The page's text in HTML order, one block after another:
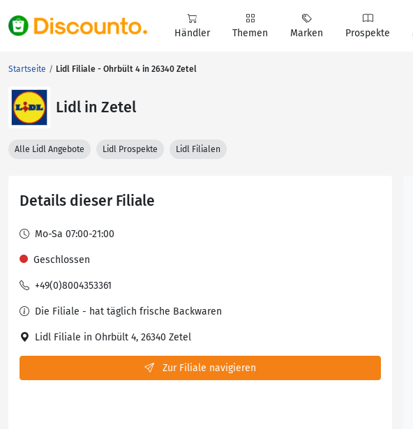
Händler Themen Marken Prospekte
Startseite Lidl Filiale - Ohrbült 4 in 26340 Zetel
Lidl in Zetel
Alle Lidl Angebote Lidl Prospekte Lidl Filialen
Details dieser Filiale
Mo-Sa 07:00-21:00
Geschlossen
+49(0)8004353361
Die Filiale - hat täglich frische Backwaren
Lidl Filiale in Ohrbült 4, 26340 Zetel
Zur Filiale navigieren